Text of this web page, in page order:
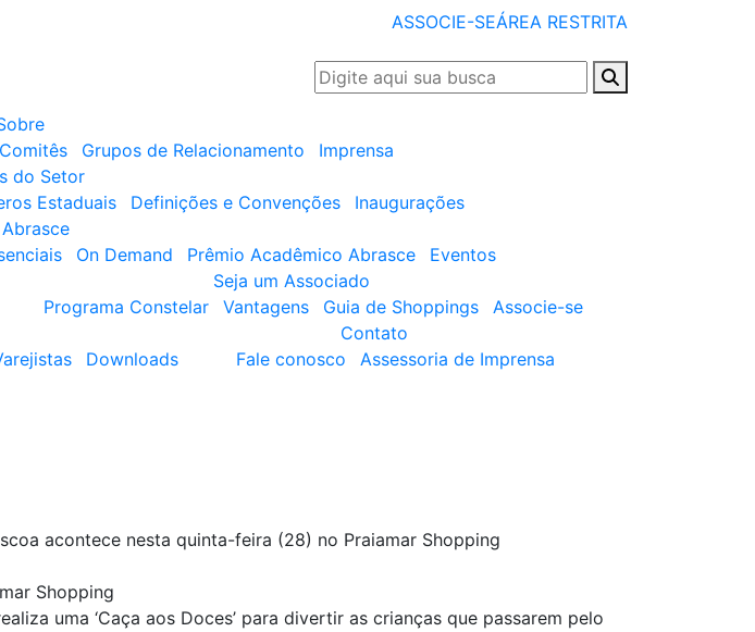
ASSOCIE-SEÁREA RESTRITA
Comitês Grupos de Relacionamento
Imprensa
do Setor
Estaduais Definições e Convenções
Inaugurações
On Demand Prêmio Acadêmico Abrasce
Eventos
Seja um Associado
Programa Constelar
Vantagens Guia de Shoppings
Associe-se
Downloads
Contato
Fale conosco
Assessoria de Imprensa
acontece nesta quinta-feira (28) no Praiamar Shopping
Shopping
uma ‘Caça aos Doces’ para divertir as crianças que passarem pelo